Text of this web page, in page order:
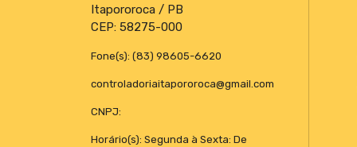
Itapororoca / PB
CEP: 58275-000
Fone(s): (83) 98605-6620
controladoriaitapororoca@gmail.com
CNPJ:
Horário(s): Segunda à Sexta: De